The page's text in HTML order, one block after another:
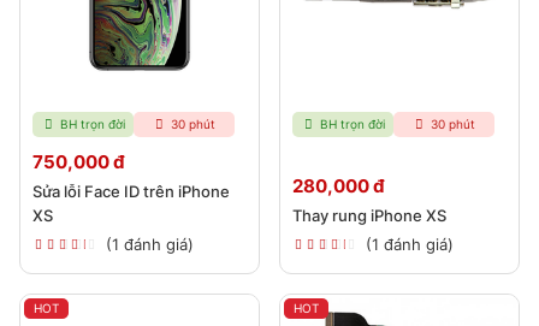
BH trọn đời 30 phút
750,000 đ
Sửa lỗi Face ID trên iPhone
XS
(1 đánh giá)
BH trọn đời 30 phút
280,000 đ
Thay rung iPhone XS
(1 đánh giá)
HOT HOT